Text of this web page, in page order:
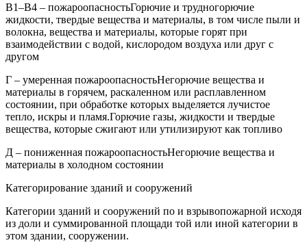
В1–В4 – пожароопасностьГорючие и трудногорючие
жидкости, твердые вещества и материалы, в том числе пыли и
волокна, вещества и материалы, которые горят при
взаимодействии с водой, кислородом воздуха или друг с
другом
Г – умеренная пожароопасностьНегорючие вещества и
материалы в горячем, раскаленном или расплавленном
состоянии, при обработке которых выделяется лучистое
тепло, искры и пламя.Горючие газы, жидкости и твердые
вещества, которые сжигают или утилизируют как топливо
Д – пониженная пожароопасностьНегорючие вещества и
материалы в холодном состоянии
Категорирование зданий и сооружений
Категории зданий и сооружений по и взрывопожарной исходя
из доли и суммированной площади той или иной категории в
этом здании, сооружении.